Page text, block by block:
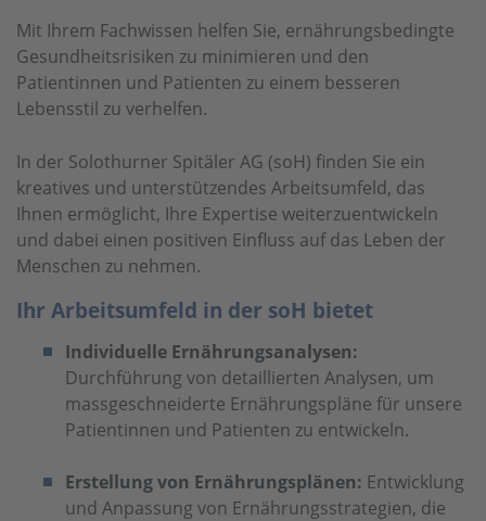
Mit Ihrem Fachwissen helfen Sie, ernährungsbedingte
Gesundheitsrisiken zu minimieren und den
Patientinnen und Patienten zu einem besseren
Lebensstil zu verhelfen.
In der Solothurner Spitäler AG (soH) finden Sie ein
kreatives und unterstützendes Arbeitsumfeld, das
Ihnen ermöglicht, Ihre Expertise weiterzuentwickeln
und dabei einen positiven Einfluss auf das Leben der
Menschen zu nehmen.
Ihr Arbeitsumfeld in der soH bietet
Individuelle Ernährungsanalysen:
Durchführung von detaillierten Analysen, um
massgeschneiderte Ernährungspläne für unsere
Patientinnen und Patienten zu entwickeln.
Erstellung von Ernährungsplänen: Entwicklung
und Anpassung von Ernährungsstrategien, die